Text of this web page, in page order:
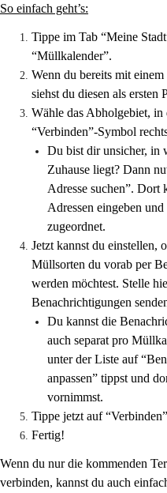
So einfach geht’s:
Tippe im Tab “Meine
“Müllkalender”.
Wenn du bereits mit
siehst du diesen als ersten
Wähle das Abholgebiet, in
“Verbinden”-Symbol
Du bist dir unsicher, in
Zuhause liegt? Dann
Adresse suchen”. Dort
Adressen eingeben
zugeordnet.
Jetzt kannst du einstellen,
Müllsorten du vorab per
werden möchtest. Stelle
Benachrichtigungen
Du kannst die
auch separat pro
unter der Liste auf
anpassen” tippst und
vornimmst.
Tippe jetzt auf
Fertig!
Wenn du nur die kommenden
verbinden, kannst du auch